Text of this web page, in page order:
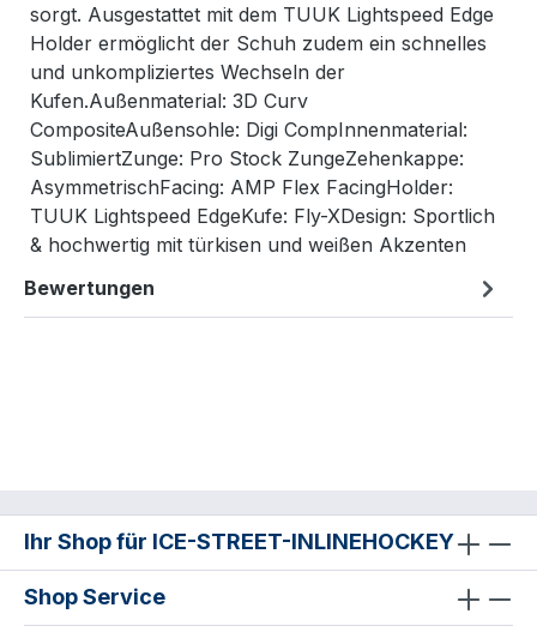
sorgt. Ausgestattet mit dem TUUK Lightspeed Edge
Holder ermöglicht der Schuh zudem ein schnelles
und unkompliziertes Wechseln der
Kufen.Außenmaterial: 3D Curv
CompositeAußensohle: Digi CompInnenmaterial:
SublimiertZunge: Pro Stock ZungeZehenkappe:
AsymmetrischFacing: AMP Flex FacingHolder:
TUUK Lightspeed EdgeKufe: Fly-XDesign: Sportlich
& hochwertig mit türkisen und weißen Akzenten
Bewertungen
Ihr Shop für ICE-STREET-INLINEHOCKEY
Shop Service